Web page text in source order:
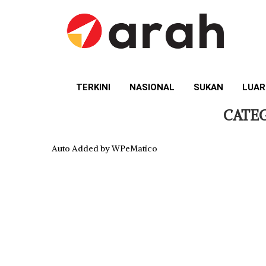
TERKINI NASIONAL SUKAN
Auto Added by WPeMatico